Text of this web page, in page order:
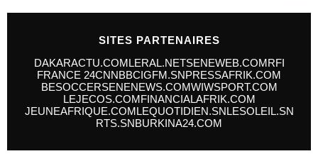
SITES PARTENAIRES
DAKARACTU.COMLERAL.NETSENEWEB.COMRFI
FRANCE 24CNNBBCIGFM.SNPRESSAFRIK.COM
BESOCCERSENENEWS.COMWIWSPORT.COM
LEJECOS.COMFINANCIALAFRIK.COM
JEUNEAFRIQUE.COMLEQUOTIDIEN.SNLESOLEIL.SN
RTS.SNBURKINA24.COM